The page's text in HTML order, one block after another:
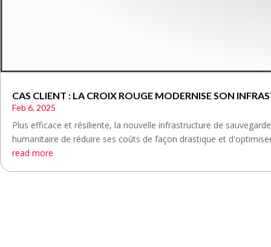
CAS CLIENT : LA CROIX ROUGE MODERNISE SON
Feb 6, 2025
Plus efficace et résiliente, la nouvelle infrastructure de
humanitaire de réduire ses coûts de façon drastique et
read more